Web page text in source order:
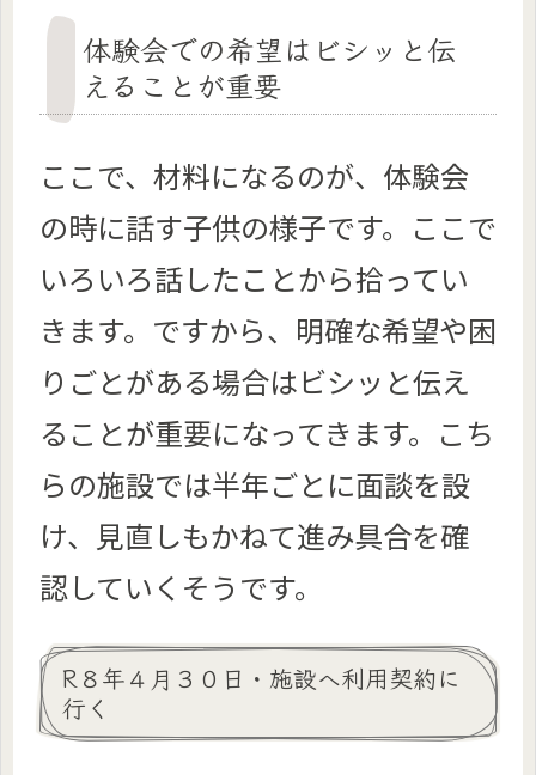
体験会での希望はビシッと伝
えることが重要
ここで、材料になるのが、体験会
の時に話す子供の様子です。ここで
いろいろ話したことから拾ってい
きます。ですから、明確な希望や困
りごとがある場合はビシッと伝え
ることが重要になってきます。こち
らの施設では半年ごとに面談を設
け、見直しもかねて進み具合を確
認していくそうです。
R８年４月３０日・施設へ利用契約に
行く